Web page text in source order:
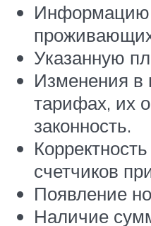
Информацию
Указанную
Изменения в
тарифах, их
законность.
счетчиков
Появление
Наличие